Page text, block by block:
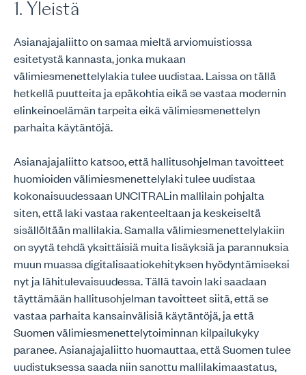
1. Yleistä
Asianajajaliitto on samaa mieltä arviomuistiossa
esitetystä kannasta, jonka mukaan
välimiesmenettelylakia tulee uudistaa. Laissa on tällä
hetkellä puutteita ja epäkohtia eikä se vastaa modernin
elinkeinoelämän tarpeita eikä välimiesmenettelyn
parhaita käytäntöjä.
Asianajajaliitto katsoo, että hallitusohjelman tavoitteet
huomioiden välimiesmenettelylaki tulee uudistaa
kokonaisuudessaan UNCITRALin mallilain pohjalta
siten, että laki vastaa rakenteeltaan ja keskeiseltä
sisällöltään mallilakia. Samalla välimiesmenettelylakiin
on syytä tehdä yksittäisiä muita lisäyksiä ja parannuksia
muun muassa digitalisaatiokehityksen hyödyntämiseksi
nyt ja lähitulevaisuudessa. Tällä tavoin laki saadaan
täyttämään hallitusohjelman tavoitteet siitä, että se
vastaa parhaita kansainvälisiä käytäntöjä, ja että
Suomen välimiesmenettelytoiminnan kilpailukyky
paranee. Asianajajaliitto huomauttaa, että Suomen tulee
uudistuksessa saada niin sanottu mallilakimaastatus,